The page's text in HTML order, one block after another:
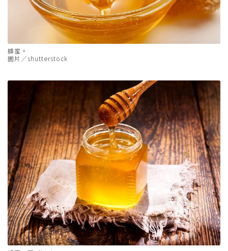
蜂蜜。
圖片／shutterstock